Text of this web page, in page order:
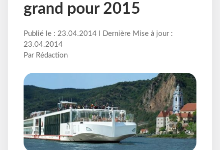
grand pour 2015
Publié le : 23.04.2014 I Dernière Mise à jour :
23.04.2014
Par Rédaction